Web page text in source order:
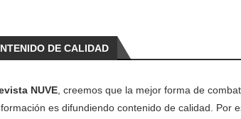
DE CALIDAD
NUVE, creemos que la mejor forma de
es difundiendo contenido de calidad. Por